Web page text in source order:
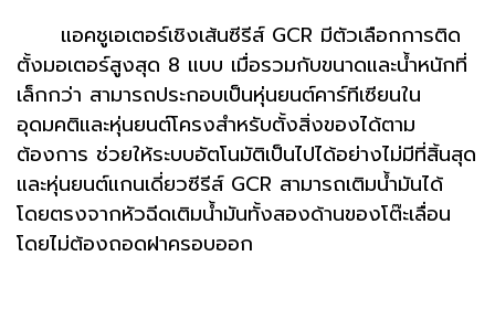
แอคชูเอเตอร์เชิงเส้นซีรีส์ GCR มีตัวเลือกการติด
ตั้งมอเตอร์สูงสุด 8 แบบ เมื่อรวมกับขนาดและน้ำหนักที่
เล็กกว่า สามารถประกอบเป็นหุ่นยนต์คาร์ทีเซียนใน
อุดมคติและหุ่นยนต์โครงสำหรับตั้งสิ่งของได้ตาม
ต้องการ ช่วยให้ระบบอัตโนมัติเป็นไปได้อย่างไม่มีที่สิ้นสุด
และหุ่นยนต์แกนเดี่ยวซีรีส์ GCR สามารถเติมน้ำมันได้
โดยตรงจากหัวฉีดเติมน้ำมันทั้งสองด้านของโต๊ะเลื่อน
โดยไม่ต้องถอดฝาครอบออก